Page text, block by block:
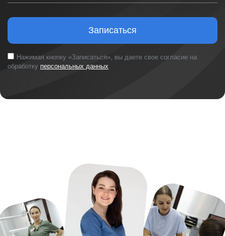
Записаться
Нажимая кнопку «Записаться», вы даете свое согласие на
обработку персональных данных